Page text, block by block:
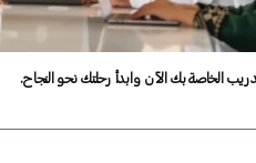
الخاصة بك الآن وابدأ رحلتك نحو النجاح.